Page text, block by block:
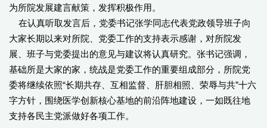
为所院发展建言献策，发挥积极作用。
在认真听取发言后，党委书记张学同志代表党政领导班子向
大家长期以来对所院、党委工作的支持表示感谢，对所院发
展、班子与党委提出的意见与建议将认真研究。张书记强调，
基础所是大家的家，统战是党委工作的重要组成部分，所院党
委将继续依照“长期共存、互相监督、肝胆相照、荣辱与共”十六
字方针，围绕医学创新核心基地的前沿阵地建设，一如既往地
支持各民主党派做好各项工作。